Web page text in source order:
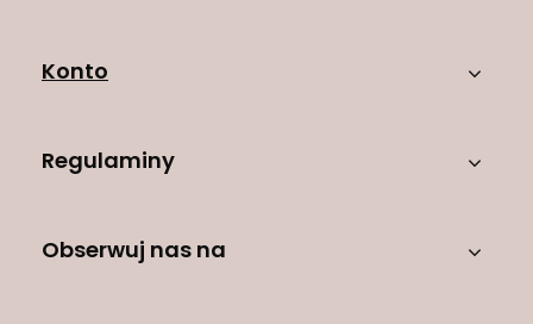
Konto
Regulaminy
Obserwuj nas na